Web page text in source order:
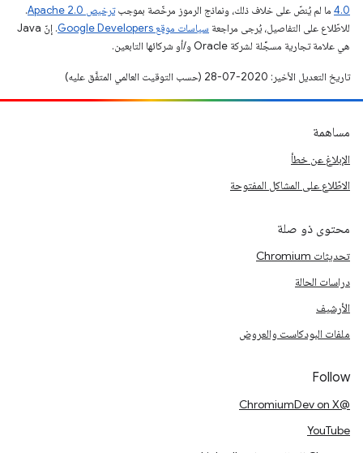
4.0‏ ما لم يُنصّ على خلاف ذلك، ونماذج الرموز مرخّصة بموجبترخيص Apache 2.0‏
.
للاطّلاع على التفاصيل، يُرجى مراجعة سياسات موقع Google Developers‏
. إنّ Java
هي علامة تجارية مسجَّلة لشركة Oracle و/أو شركائها التابعين.
تاريخ التعديل الأخير: 2020-07-28 (حسب التوقيت العالمي المتفَّق عليه)
مساهمة
الإبلاغ عن خطأ
الاطّلاع على المشاكل المفتوحة
محتوى ذو صلة
تحديثات Chromium
دراسات الحالة
الأرشيف
ملفات البودكاست والعروض
Follow
@ChromiumDev on X
YouTube